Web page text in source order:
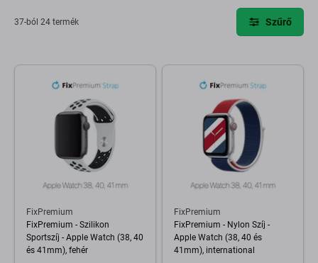
37-ból 24 termék Szűrő
FixPremium
FixPremium - Szilikon
Sportszíj - Apple Watch (38, 40
és 41mm), fehér
FixPremium
FixPremium - Nylon Szíj -
Apple Watch (38, 40 és
41mm), international